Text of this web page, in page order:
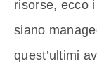
risorse, ecco
siano
quest’ultimi